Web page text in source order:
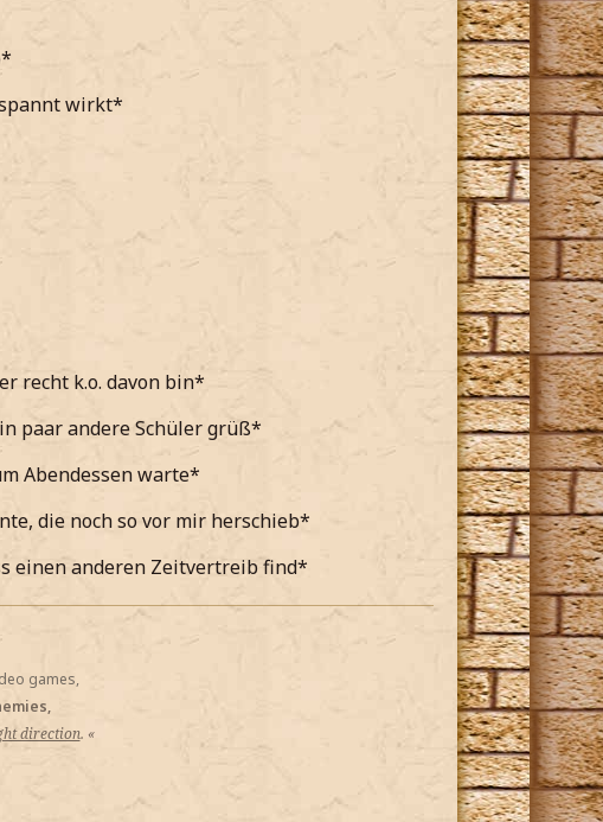
wirkt*
recht k.o. davon bin*
paar andere Schüler grüß*
Abendessen warte*
die noch so vor mir herschieb*
einen anderen Zeitvertreib find*
games,
direction. «